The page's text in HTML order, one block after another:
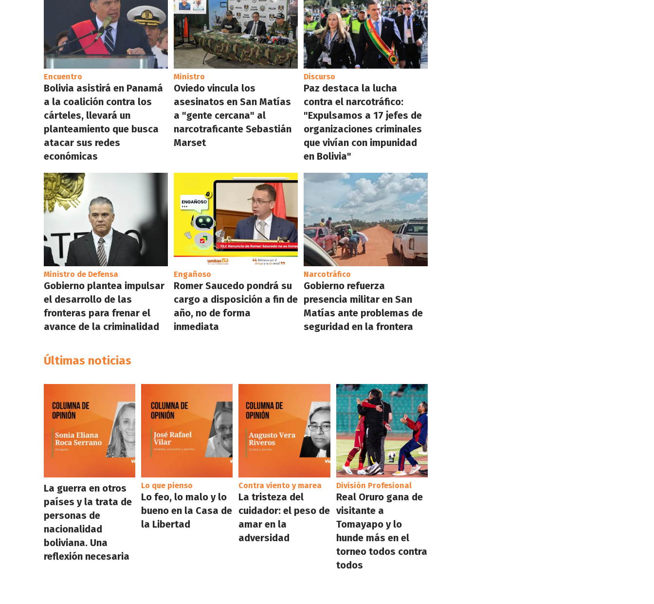
Encuentro
Bolivia asistirá en Panamá
a la coalición contra los
cárteles, llevará un
planteamiento que busca
atacar sus redes
económicas
Ministro
Oviedo vincula los
asesinatos en San Matías
a "gente cercana" al
narcotraficante Sebastián
Marset
Discurso
Paz destaca la lucha
contra el narcotráfico:
"Expulsamos a 17 jefes de
organizaciones criminales
que vivían con impunidad
en Bolivia"
Ministro de Defensa
Gobierno plantea impulsar
el desarrollo de las
fronteras para frenar el
avance de la criminalidad
Engañoso
Romer Saucedo pondrá su
cargo a disposición a fin de
año, no de forma
inmediata
Narcotráfico
Gobierno refuerza
presencia militar en San
Matías ante problemas de
seguridad en la frontera
Últimas noticias
La guerra en otros
países y la trata de
personas de
nacionalidad
boliviana. Una
reflexión necesaria
Lo que pienso
Lo feo, lo malo y lo
bueno en la Casa de
la Libertad
Contra viento y marea
La tristeza del
cuidador: el peso de
amar en la
adversidad
División Profesional
Real Oruro gana de
visitante a
Tomayapo y lo
hunde más en el
torneo todos contra
todos